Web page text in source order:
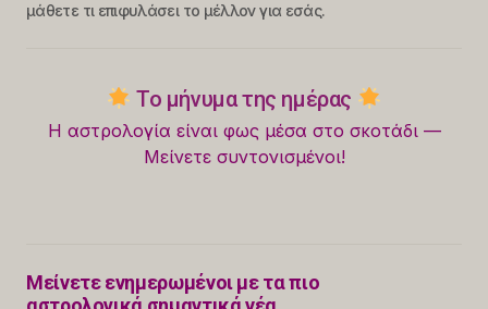
μάθετε τι επιφυλάσει το μέλλον για εσάς.
Το μήνυμα της ημέρας
Η αστρολογία είναι φως μέσα στο σκοτάδι —
Μείνετε συντονισμένοι!
Μείνετε ενημερωμένοι με τα πιο